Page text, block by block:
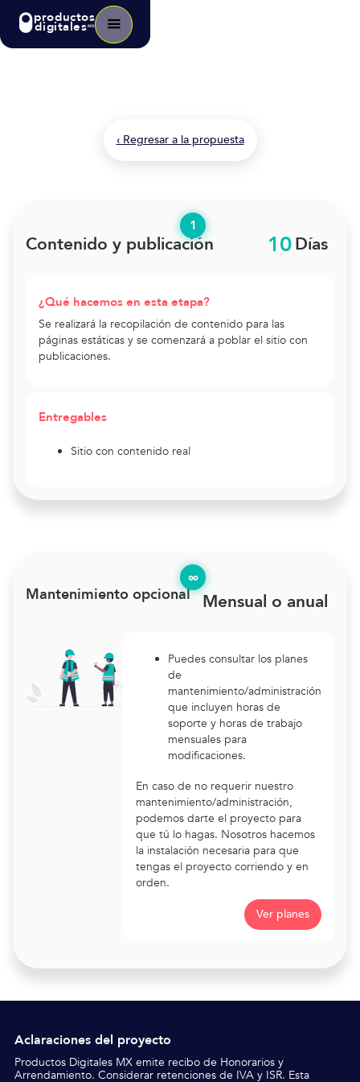
productos
digitalesMX
‹ Regresar a la propuesta
Contenido y publicación 10Días
¿Qué hacemos en esta etapa?
Se realizará la recopilación de contenido para las
páginas estáticas y se comenzará a poblar el sitio con
publicaciones.
Entregables
Sitio con contenido real
1
Mantenimiento opcional Mensual o anual
Puedes consultar los planes
de
mantenimiento/administración
que incluyen horas de
soporte y horas de trabajo
mensuales para
modificaciones.
En caso de no requerir nuestro
mantenimiento/administración,
podemos darte el proyecto para
que tú lo hagas. Nosotros hacemos
la instalación necesaria para que
tengas el proyecto corriendo y en
orden.
Ver planes
∞
Aclaraciones del proyecto
Productos Digitales MX emite recibo de Honorarios y
Arrendamiento. Considerar retenciones de IVA y ISR. Esta